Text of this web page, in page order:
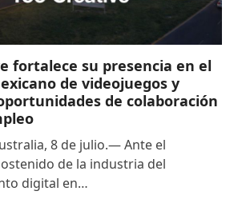
fortalece su presencia en el
de videojuegos y
de colaboración
8 de julio.— Ante el
de la industria del
digital en…